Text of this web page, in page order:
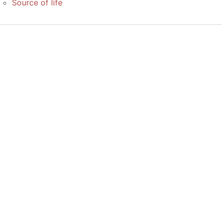
Source of life